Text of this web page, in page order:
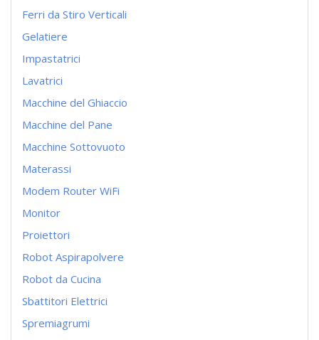
Ferri da Stiro Verticali
Gelatiere
Impastatrici
Lavatrici
Macchine del Ghiaccio
Macchine del Pane
Macchine Sottovuoto
Materassi
Modem Router WiFi
Monitor
Proiettori
Robot Aspirapolvere
Robot da Cucina
Sbattitori Elettrici
Spremiagrumi